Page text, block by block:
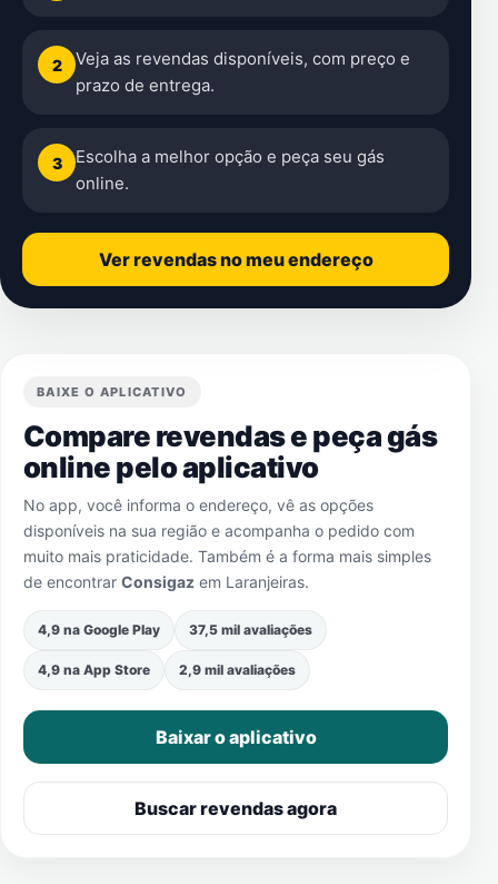
2
Veja as revendas disponíveis, com preço e
prazo de entrega.
3
Escolha a melhor opção e peça seu gás
online.
Ver revendas no meu endereço
BAIXE O APLICATIVO
Compare revendas e peça gás
online pelo aplicativo
No app, você informa o endereço, vê as opções
disponíveis na sua região e acompanha o pedido com
muito mais praticidade. Também é a forma mais simples
de encontrar Consigaz em Laranjeiras.
4,9 na Google Play 37,5 mil avaliações
4,9 na App Store 2,9 mil avaliações
Baixar o aplicativo
Buscar revendas agora